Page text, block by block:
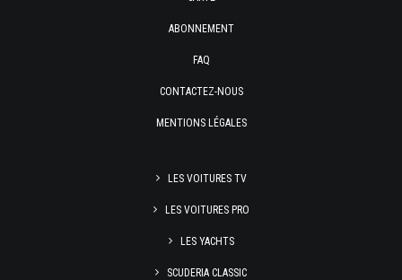
ABONNEMENT
FAQ
CONTACTEZ-NOUS
MENTIONS LÉGALES
LES VOITURES TV
LES VOITURES PRO
LES YACHTS
SCUDERIA CLASSIC